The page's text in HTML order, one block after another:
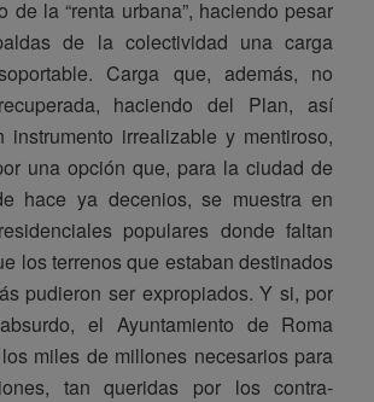
de la “renta urbana”, haciendo pesar
de la colectividad una carga
Carga que, además, no
haciendo del Plan, así
instrumento irrealizable y mentiroso,
una opción que, para la ciudad de
hace ya decenios, se muestra en
populares donde faltan
los terrenos que estaban destinados
pudieron ser expropiados. Y si, por
el Ayuntamiento de Roma
miles de millones necesarios para
tan queridas por los contra-